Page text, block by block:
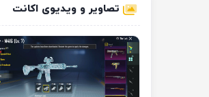
تصاویر و ویدیوی اکانت